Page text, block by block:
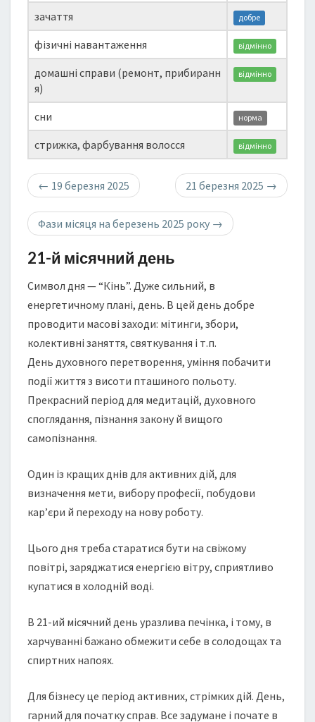
зачаття добре
фізичні навантаження відмінно
домашні справи (ремонт, прибиранн
я)
відмінно
сни норма
стрижка, фарбування волосся відмінно
← 19 березня 2025 21 березня 2025 →
Фази місяця на березень 2025 року →
21-й місячний день
Символ дня — “Кінь”. Дуже сильний, в
енергетичному плані, день. В цей день добре
проводити масові заходи: мітинги, збори,
колективні заняття, святкування і т.п.
День духовного перетворення, уміння побачити
події життя з висоти пташиного польоту.
Прекрасний період для медитацій, духовного
споглядання, пізнання закону й вищого
самопізнання.
Один із кращих днів для активних дій, для
визначення мети, вибору професії, побудови
кар’єри й переходу на нову роботу.
Цього дня треба старатися бути на свіжому
повітрі, заряджатися енергією вітру, сприятливо
купатися в холодній воді.
В 21-ий місячний день уразлива печінка, і тому, в
харчуванні бажано обмежити себе в солодощах та
спиртних напоях.
Для бізнесу це період активних, стрімких дій. День,
гарний для початку справ. Все задумане і почате в